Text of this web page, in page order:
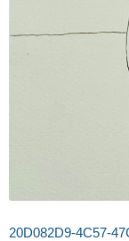
20D082D9-4C57-